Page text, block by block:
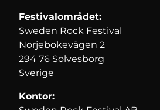
Festivalområdet:
Sweden Rock Festival
Norjebokevägen 2
294 76 Sölvesborg
Sverige
Kontor: